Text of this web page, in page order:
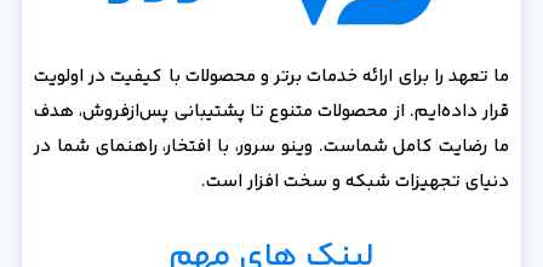
ما تعهد را برای ارائه خدمات برتر و محصولات با کیفیت در اولویت
قرار داده‌ایم. از محصولات متنوع تا پشتیبانی پس‌از‌فروش، هدف
ما رضایت کامل شماست. وینو سرور، با افتخار، راهنمای شما در
دنیای تجهیزات شبکه و سخت افزار است.